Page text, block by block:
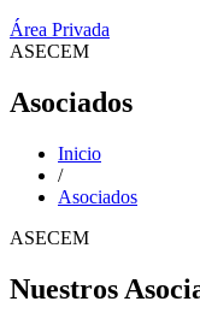
Área Privada
ASECEM
Asociados
Inicio
/
Asociados
ASECEM
Nuestros